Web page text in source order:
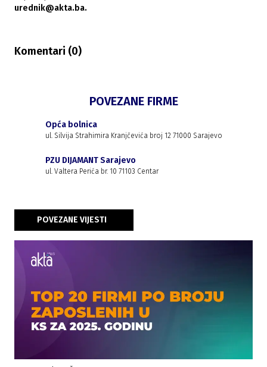
urednik@akta.ba.
Komentari (0)
POVEZANE FIRME
Opća bolnica
ul. Silvija Strahimira Kranjčevića broj 12 71000 Sarajevo
PZU DIJAMANT Sarajevo
ul. Valtera Perića br. 10 71103 Centar
POVEZANE VIJESTI